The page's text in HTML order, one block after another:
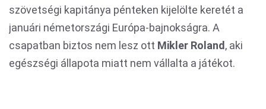
szövetségi kapitánya pénteken kijelölte keretét a
januári németországi Európa-bajnokságra. A
csapatban biztos nem lesz ott Mikler Roland , aki
egészségi állapota miatt nem vállalta a játékot.